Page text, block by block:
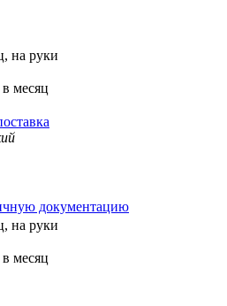
на руки
месяц
документацию
на руки
месяц